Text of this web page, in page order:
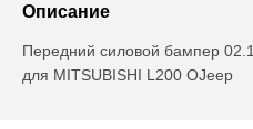
Описание
Передний силовой бампер
для MITSUBISHI L200 OJeep